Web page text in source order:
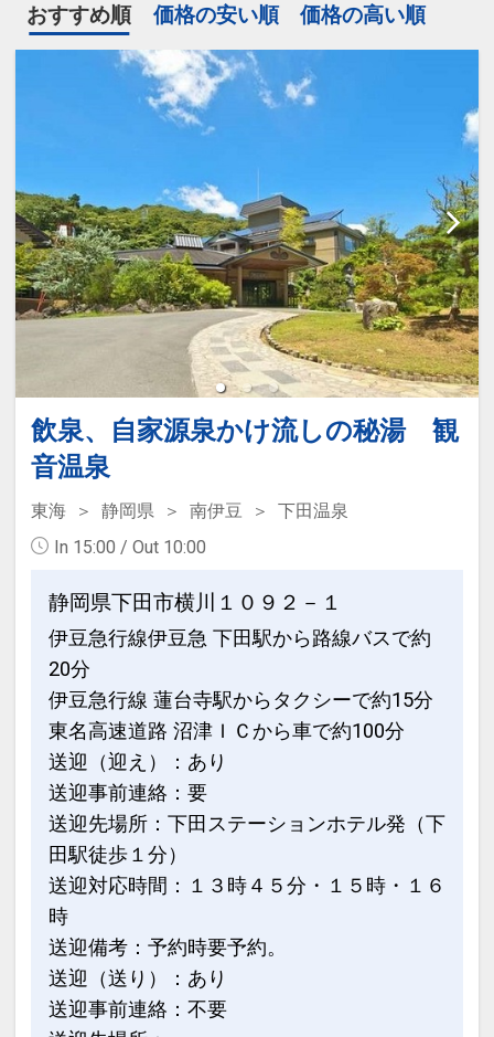
おすすめ順
価格の安い順 価格の高い順
飲泉、自家源泉かけ流しの秘湯 観
音温泉
東海 静岡県 南伊豆
下田温泉
In 15:00 / Out 10:00
静岡県下田市横川１０９２－１
伊豆急行線伊豆急 下田駅から路線バスで約
20分
伊豆急行線 蓮台寺駅からタクシーで約15分
東名高速道路 沼津ＩＣから車で約100分
送迎（迎え）：あり
送迎事前連絡：要
送迎先場所：下田ステーションホテル発（下
田駅徒歩１分）
送迎対応時間：１３時４５分・１５時・１６
時
送迎備考：予約時要予約。
送迎（送り）：あり
送迎事前連絡：不要